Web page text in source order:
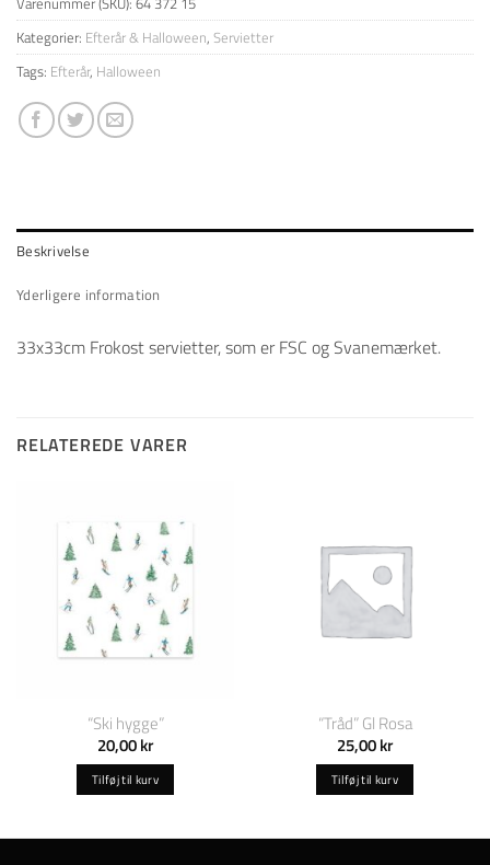
Kategorier: Efterår & Halloween, Servietter
Tags: Efterår, Halloween
Beskrivelse
Yderligere information
33x33cm Frokost servietter, som er FSC og Svanemærket.
RELATEREDE VARER
“Ski hygge”
20,00kr
Tilføj til kurv
“Tråd” Gl Rosa
25,00kr
Tilføj til kurv